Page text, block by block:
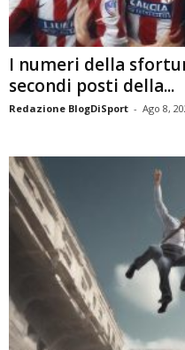
I numeri della
secondi posti della...
Redazione BlogDiSport - Ago 8,